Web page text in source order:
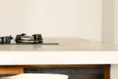
appuyant et en faisant